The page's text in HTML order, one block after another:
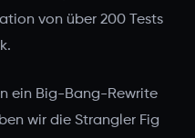
von über 200 Tests
ein Big-Bang-Rewrite
wir die Strangler Fig